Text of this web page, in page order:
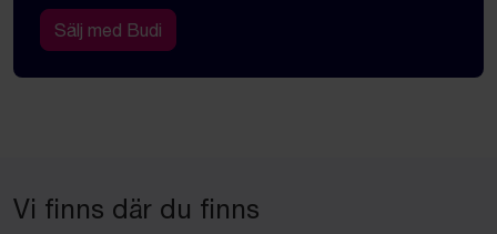
Sälj med Budi
Vi finns där du finns